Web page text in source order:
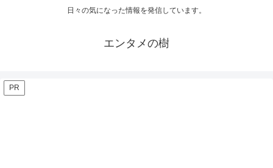
日々の気になった情報を発信しています。
エンタメの樹
PR